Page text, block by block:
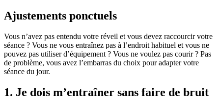
Ajustements ponctuels
Vous n’avez pas entendu votre réveil et vous devez raccourcir votre
séance ? Vous ne vous entraînez pas à l’endroit habituel et vous ne
pouvez pas utiliser d’équipement ? Vous ne voulez pas courir ? Pas
de problème, vous avez l’embarras du choix pour adapter votre
séance du jour.
1. Je dois m’entraîner sans faire de bruit